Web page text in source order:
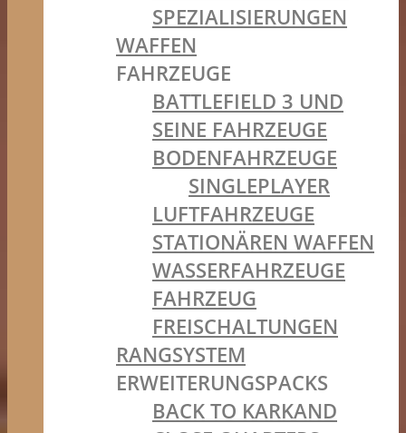
SPEZIALISIERUNGEN
WAFFEN
FAHRZEUGE
BATTLEFIELD 3 UND
SEINE FAHRZEUGE
BODENFAHRZEUGE
SINGLEPLAYER
LUFTFAHRZEUGE
STATIONÄREN WAFFEN
WASSERFAHRZEUGE
FAHRZEUG
FREISCHALTUNGEN
RANGSYSTEM
ERWEITERUNGSPACKS
BACK TO KARKAND